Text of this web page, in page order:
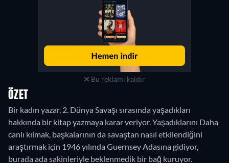
Bu reklamı kaldır
ÖZET
Bir kadın yazar, 2. Dünya Savaşı sırasında yaşadıkları
hakkında bir kitap yazmaya karar veriyor. Yaşadıklarını Daha
canlı kılmak, başkalarının da savaştan nasıl etkilendiğini
araştırmak için 1946 yılında Guernsey Adasına gidiyor,
burada ada sakinleriyle beklenmedik bir bağ kuruyor.